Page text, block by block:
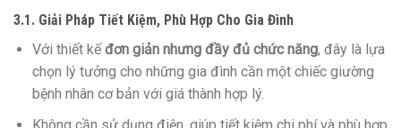
3.1. Giải Pháp Tiết Kiệm, Phù Hợp Cho Gia Đình
Với thiết kế đơn giản nhưng đầy đủ chức năng, đây là lựa
chọn lý tưởng cho những gia đình cần một chiếc giường
bệnh nhân cơ bản với giá thành hợp lý.